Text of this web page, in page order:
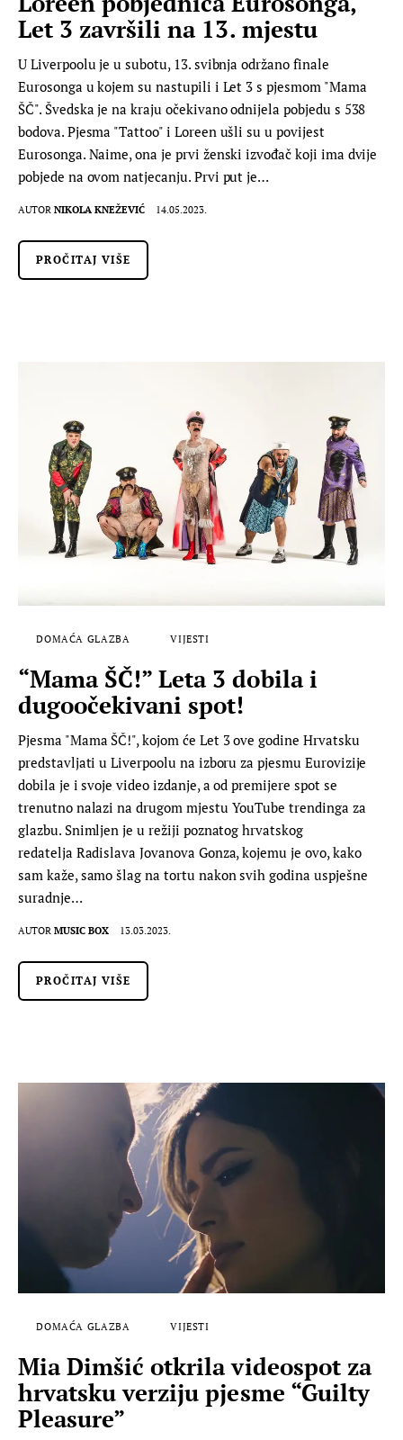
Let 3 završili na 13. mjestu
U Liverpoolu je u subotu, 13. svibnja održano finale
Eurosonga u kojem su nastupili i Let 3 s pjesmom "Mama
ŠČ". Švedska je na kraju očekivano odnijela pobjedu s 538
bodova. Pjesma "Tattoo" i Loreen ušli su u povijest
Eurosonga. Naime, ona je prvi ženski izvođač koji ima dvije
pobjede na ovom natjecanju. Prvi put je…
AUTOR NIKOLA KNEŽEVIĆ 14.05.2023.
PROČITAJ VIŠE
DOMAĆA GLAZBA VIJESTI
“Mama ŠČ!” Leta 3 dobila i
dugoočekivani spot!
Pjesma "Mama ŠČ!", kojom će Let 3 ove godine Hrvatsku
predstavljati u Liverpoolu na izboru za pjesmu Eurovizije
dobila je i svoje video izdanje, a od premijere spot se
trenutno nalazi na drugom mjestu YouTube trendinga za
glazbu. Snimljen je u režiji poznatog hrvatskog
redatelja Radislava Jovanova Gonza, kojemu je ovo, kako
sam kaže, samo šlag na tortu nakon svih godina uspješne
suradnje…
AUTOR MUSIC BOX 13.03.2023.
PROČITAJ VIŠE
DOMAĆA GLAZBA VIJESTI
Mia Dimšić otkrila videospot za
hrvatsku verziju pjesme “Guilty
Pleasure”